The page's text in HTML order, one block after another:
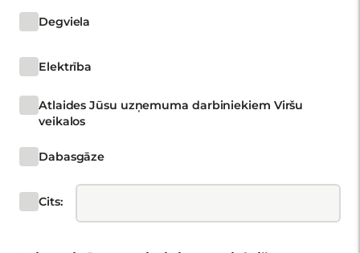
Degviela
Elektrība
Atlaides Jūsu uzņemuma darbiniekiem Viršu
veikalos
Dabasgāze
Cits: